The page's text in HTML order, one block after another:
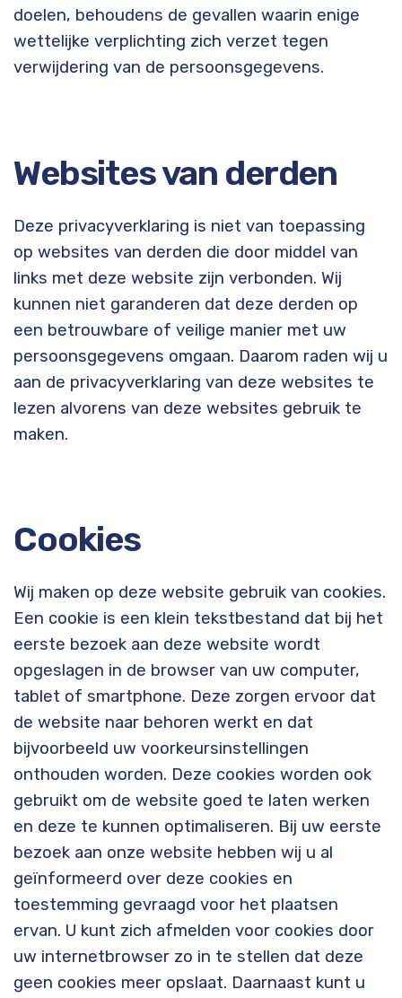
doelen, behoudens de gevallen waarin enige
wettelijke verplichting zich verzet tegen
verwijdering van de persoonsgegevens.
Websites van derden
Deze privacyverklaring is niet van toepassing
op websites van derden die door middel van
links met deze website zijn verbonden. Wij
kunnen niet garanderen dat deze derden op
een betrouwbare of veilige manier met uw
persoonsgegevens omgaan. Daarom raden wij u
aan de privacyverklaring van deze websites te
lezen alvorens van deze websites gebruik te
maken.
Cookies
Wij maken op deze website gebruik van cookies.
Een cookie is een klein tekstbestand dat bij het
eerste bezoek aan deze website wordt
opgeslagen in de browser van uw computer,
tablet of smartphone. Deze zorgen ervoor dat
de website naar behoren werkt en dat
bijvoorbeeld uw voorkeursinstellingen
onthouden worden. Deze cookies worden ook
gebruikt om de website goed te laten werken
en deze te kunnen optimaliseren. Bij uw eerste
bezoek aan onze website hebben wij u al
geïnformeerd over deze cookies en
toestemming gevraagd voor het plaatsen
ervan. U kunt zich afmelden voor cookies door
uw internetbrowser zo in te stellen dat deze
geen cookies meer opslaat. Daarnaast kunt u